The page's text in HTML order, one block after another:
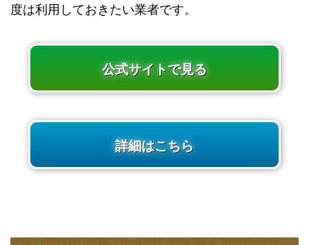
度は利用しておきたい業者です。
公式サイトで見る
詳細はこちら